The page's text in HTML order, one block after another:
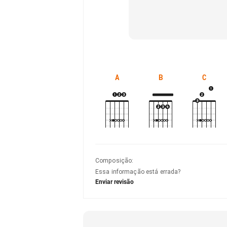
A B C
Composição:
Essa informação está errada?
Enviar revisão